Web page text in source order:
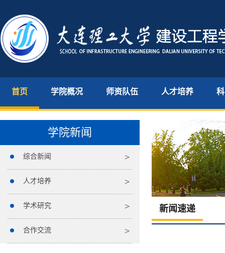
首页 学院概况 师资队伍 人才培养
学院新闻
综合新闻
人才培养
学术研究
合作交流
新闻速递